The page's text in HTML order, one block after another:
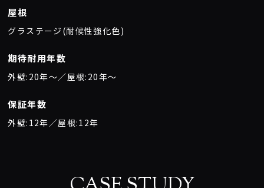
屋根
グラステージ(耐候性強化色)
期待耐用年数
外壁:20年〜／屋根:20年〜
保証年数
外壁:12年／屋根:12年